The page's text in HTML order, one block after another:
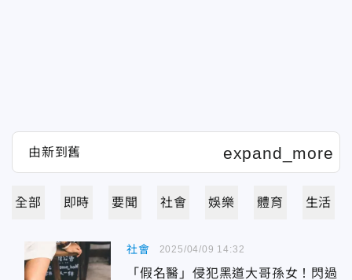
全部 即時 要聞 社會 娛樂 體育 生活
社會
「假名醫」侵犯黑道大哥孫女！閃過
2025/04/09 14:32